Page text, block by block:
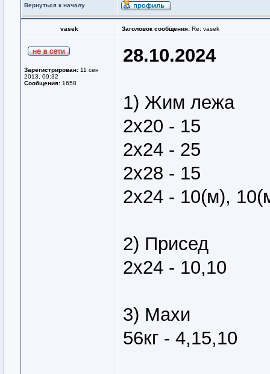
Вернуться к началу
vasek Заголовок сообщения: Re: vasek
Зарегистрирован: 11 сен
2013, 09:32
Сообщения: 1658
28.10.2024
1) Жим лежа
2х20 - 15
2х24 - 25
2х28 - 15
2х24 - 10(м),
2) Присед
2х24 - 10,10
3) Махи
56кг - 4,15,10